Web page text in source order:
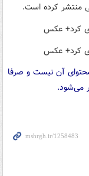
منتشر کرده است.
آن نیست و صرفا
می‌شود.